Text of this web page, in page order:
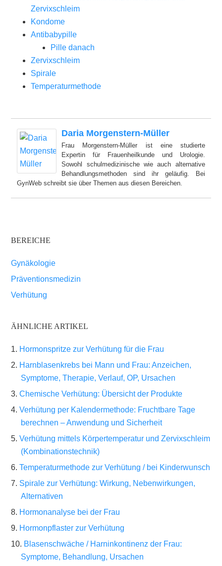
Zervixschleim
Kondome
Antibabypille
Pille danach
Zervixschleim
Spirale
Temperaturmethode
Daria Morgenstern-Müller
Frau Morgenstern-Müller ist eine studierte
Expertin für Frauenheilkunde und Urologie.
Sowohl schulmedizinische wie auch alternative
Behandlungsmethoden sind ihr geläufig. Bei
GynWeb schreibt sie über Themen aus diesen Bereichen.
BEREICHE
Gynäkologie
Präventionsmedizin
Verhütung
ÄHNLICHE ARTIKEL
Hormonspritze zur Verhütung für die Frau
Harnblasenkrebs bei Mann und Frau: Anzeichen,
Symptome, Therapie, Verlauf, OP, Ursachen
Chemische Verhütung: Übersicht der Produkte
Verhütung per Kalendermethode: Fruchtbare Tage
berechnen – Anwendung und Sicherheit
Verhütung mittels Körpertemperatur und Zervixschleim
(Kombinationstechnik)
Temperaturmethode zur Verhütung / bei Kinderwunsch
Spirale zur Verhütung: Wirkung, Nebenwirkungen,
Alternativen
Hormonanalyse bei der Frau
Hormonpflaster zur Verhütung
Blasenschwäche / Harninkontinenz der Frau:
Symptome, Behandlung, Ursachen